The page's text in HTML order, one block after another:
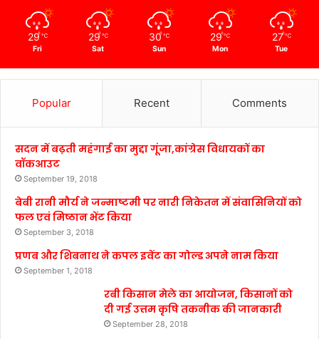
29 ℃
Fri
29 ℃
Sat
30 ℃
Sun
29 ℃
Mon
27 ℃
Tue
Popular Recent Comments
सदन में बढ़ती महंगाई का मुद्दा गूंजा,कांग्रेस विधायकों का
वॉकआउट
September 19, 2018
बेबी रानी मौर्य ने जन्माष्टमी पर नारी निकेतन में संवासिनियों को
फल एवं मिष्ठान भेंट किया
September 3, 2018
प्रणब और शिबनाथ ने कपल इवेंट का गोल्ड अपने नाम किया
September 1, 2018
रबी किसान मेले का आयोजन, किसानों को
दी गई उत्तम कृषि तकनीक की जानकारी
September 28, 2018